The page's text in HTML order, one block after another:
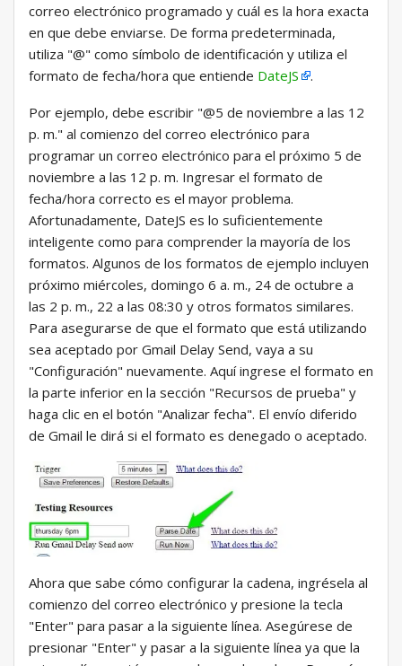
correo electrónico programado y cuál es la hora exacta
en que debe enviarse. De forma predeterminada,
utiliza "@" como símbolo de identificación y utiliza el
formato de fecha/hora que entiende DateJS .
Por ejemplo, debe escribir "@5 de noviembre a las 12
p. m." al comienzo del correo electrónico para
programar un correo electrónico para el próximo 5 de
noviembre a las 12 p. m. Ingresar el formato de
fecha/hora correcto es el mayor problema.
Afortunadamente, DateJS es lo suficientemente
inteligente como para comprender la mayoría de los
formatos. Algunos de los formatos de ejemplo incluyen
próximo miércoles, domingo 6 a. m., 24 de octubre a
las 2 p. m., 22 a las 08:30 y otros formatos similares.
Para asegurarse de que el formato que está utilizando
sea aceptado por Gmail Delay Send, vaya a su
"Configuración" nuevamente. Aquí ingrese el formato en
la parte inferior en la sección "Recursos de prueba" y
haga clic en el botón "Analizar fecha". El envío diferido
de Gmail le dirá si el formato es denegado o aceptado.
Ahora que sabe cómo configurar la cadena, ingrésela al
comienzo del correo electrónico y presione la tecla
"Enter" para pasar a la siguiente línea. Asegúrese de
presionar "Enter" y pasar a la siguiente línea ya que la